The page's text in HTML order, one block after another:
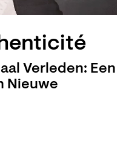
Verleden: Een
Nieuwe